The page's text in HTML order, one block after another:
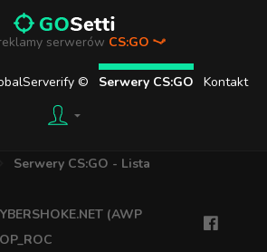
serwerów CS:GO
© Serwery CS:GO Kontakt
Serwery CS:GO - Lista
(AWP